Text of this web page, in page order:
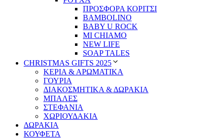
ΠΡΟΣΦΟΡΑ ΚΟΡΙΤΣΙ
BAMBOLINO
BABY U ROCK
MI CHIAMO
NEW LIFE
SOAP TALES
CHRISTMAS GIFTS 2025
ΚΕΡΙΑ & ΑΡΩΜΑΤΙΚΑ
ΓΟΥΡΙΑ
ΔΙΑΚΟΣΜΗΤΙΚΑ & ΔΩΡΑΚΙΑ
ΜΠΑΛΕΣ
ΣΤΕΦΑΝΙΑ
ΧΩΡΙΟΥΔΑΚΙΑ
ΔΩΡΑΚΙΑ
ΚΟΥΦΕΤΑ